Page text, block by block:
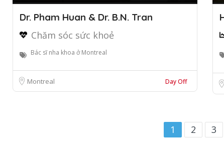
Dr. Pham Huan & Dr. B.N. Tran
Chăm sóc sức khoẻ
Bác sĩ nha khoa ở Montreal
Montreal Day Off
1 2 3